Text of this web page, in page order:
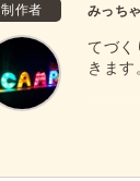
制作者 みっち
てづく
きます